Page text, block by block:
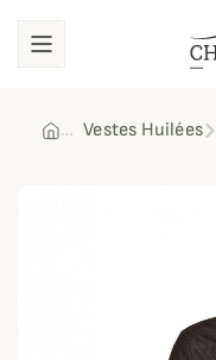
Vestes Huilées